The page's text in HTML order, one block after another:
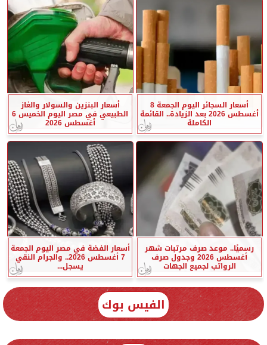
أسعار السجائر اليوم الجمعة 8
أغسطس 2026 بعد الزيادة.. القائمة
الكاملة
أسعار البنزين والسولار والغاز
الطبيعي في مصر اليوم الخميس 6
أغسطس 2026
رسميًا.. موعد صرف مرتبات شهر
أغسطس 2026 وجدول صرف
الرواتب لجميع الجهات
أسعار الفضة في مصر اليوم الجمعة
7 أغسطس 2026.. والجرام النقي
يسجل...
الفيس بوك